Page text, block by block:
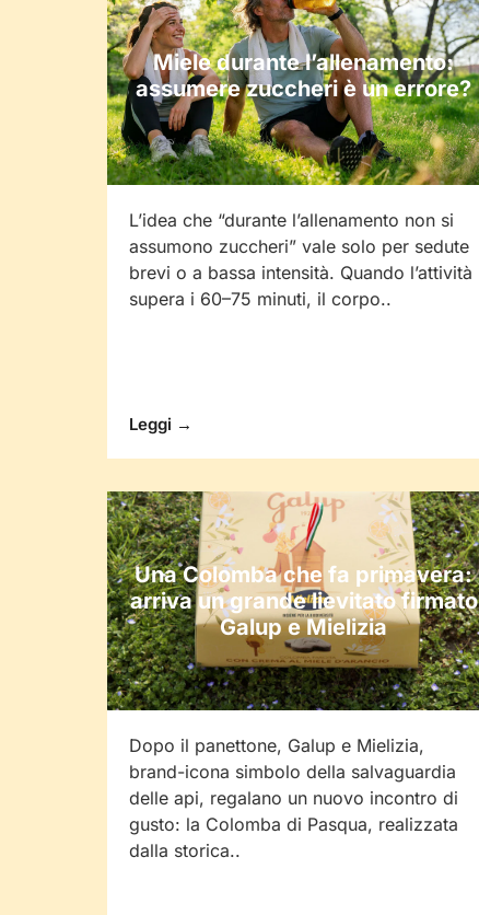
Miele durante l’allenamento:
assumere zuccheri è un errore?
L’idea che “durante l’allenamento non si
assumono zuccheri” vale solo per sedute
brevi o a bassa intensità. Quando l’attività
supera i 60–75 minuti, il corpo..
Leggi →
Una Colomba che fa primavera:
arriva un grande lievitato firmato
Galup e Mielizia
Dopo il panettone, Galup e Mielizia,
brand-icona simbolo della salvaguardia
delle api, regalano un nuovo incontro di
gusto: la Colomba di Pasqua, realizzata
dalla storica..